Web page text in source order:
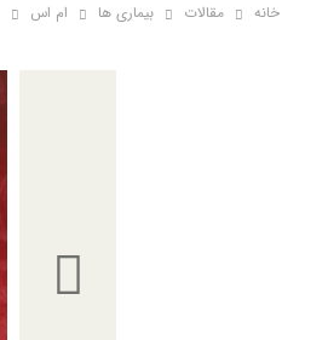
خانه مقالات بیماری ها ام اس